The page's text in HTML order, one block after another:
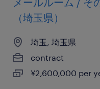
（埼玉県）
埼玉, 埼玉県
contract
¥2,600,000 per